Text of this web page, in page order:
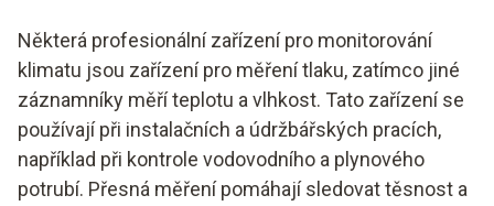
Některá profesionální zařízení pro monitorování
klimatu jsou zařízení pro měření tlaku, zatímco jiné
záznamníky měří teplotu a vlhkost. Tato zařízení se
používají při instalačních a údržbářských pracích,
například při kontrole vodovodního a plynového
potrubí. Přesná měření pomáhají sledovat těsnost a